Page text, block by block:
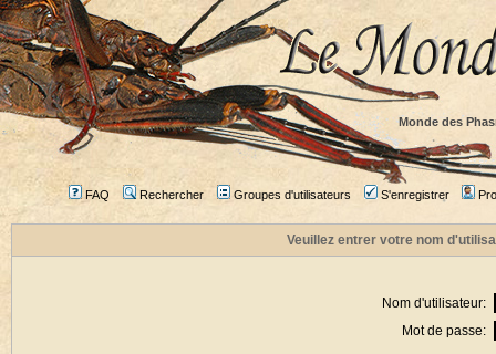
Monde des
FAQ Rechercher Groupes d'utilisateurs S'enregistrer
Veuillez entrer votre nom
Nom d'utilisateur:
Mot de passe: